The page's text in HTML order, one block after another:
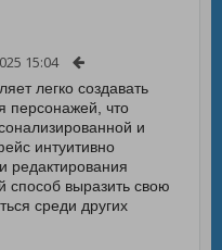
15:04
легко создавать
персонажей, что
и
интуитивно
редактирования
способ выразить свою
среди других